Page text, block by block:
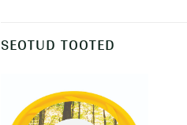
SEOTUD TOOTED